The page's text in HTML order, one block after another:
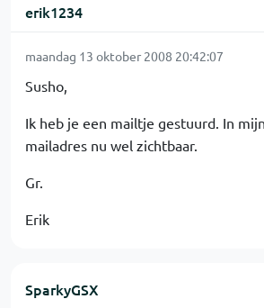
erik1234
maandag 13 oktober 2008 20:42:07
Susho,
Ik heb je een mailtje gestuurd. In
mailadres nu wel zichtbaar.
Gr.
Erik
SparkyGSX